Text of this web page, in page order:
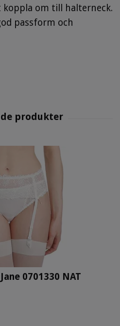
koppla om till halterneck.
passform och
0701330 NAT